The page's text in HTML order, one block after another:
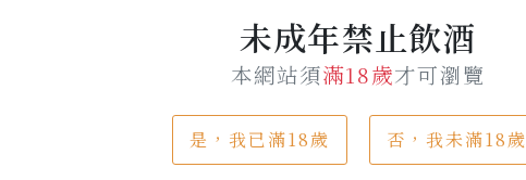
未成年禁止飲酒
本網站須滿18歲才可瀏覽
是，我已滿18歲 否，我未滿18歲